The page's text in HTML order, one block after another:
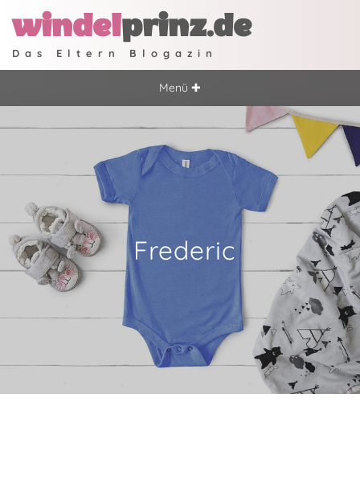
windelprinz.de
Das Eltern Blogazin
Menü ✚
Frederic